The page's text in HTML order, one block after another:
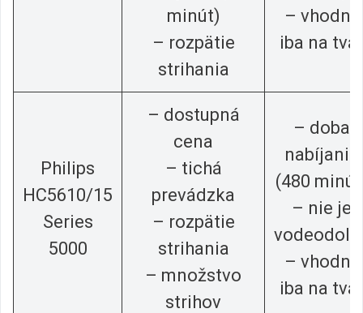
minút)
– rozpätie
strihania
– vhodný
iba na tvár
Philips
HC5610/15
Series
5000
– dostupná
cena
– tichá
prevádzka
– rozpätie
strihania
– množstvo
strihov
– doba
nabíjania
(480
– nie je
– vhodný
iba na tvár